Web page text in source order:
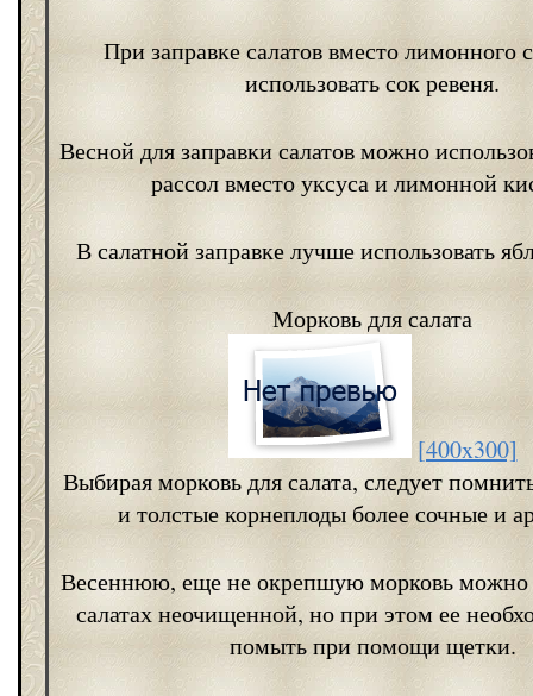
При заправке салатов вместо лимонного
использовать сок ревеня.
Весной для заправки салатов можно
рассол вместо уксуса и лимонной
В салатной заправке лучше использовать
Морковь для салата
[400x300]
Выбирая морковь для салата, следует
и толстые корнеплоды более сочные и
Весеннюю, еще не окрепшую морковь можно
салатах неочищенной, но при этом ее
помыть при помощи щетки.